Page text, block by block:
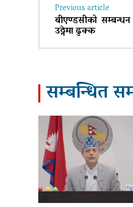
Previous article
बीएण्डसीको
उठ्नेमा ढुक्क
सम्बन्धित